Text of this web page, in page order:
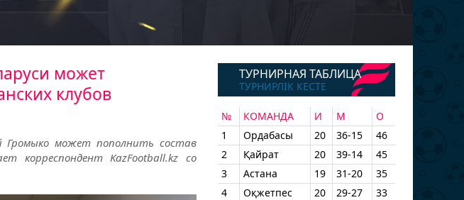
может
клубов
Громыко может пополнить состав
корреспондент KazFootball.kz со
ТУРНИРНАЯ ТАБЛИЦА
ТУРНИРЛІК КЕСТЕ
№ КОМАНДА И М
О
1
Ордабасы 20 36-15
46
2
Қайрат 20 39-14
45
3
Астана 19 31-20
35
4
Оқжетпес 20 29-27
33